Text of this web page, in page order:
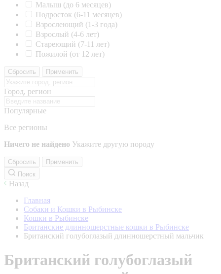
Малыш (до 6 месяцев)
Подросток (6-11 месяцев)
Взрослеющий (1-3 года)
Взрослый (4-6 лет)
Стареющий (7-11 лет)
Пожилой (от 12 лет)
Сбросить Применить
Город, регион
Популярные
Все регионы
Ничего не найдено Укажите другую породу
Сбросить
Применить
Поиск
Назад
Главная
Собаки и Кошки в Рыбинске
Кошки в Рыбинске
Британские длинношерстные кошки в Рыбинске
Британский голубоглазый длинношерстный мальчик
Британский голубоглазый